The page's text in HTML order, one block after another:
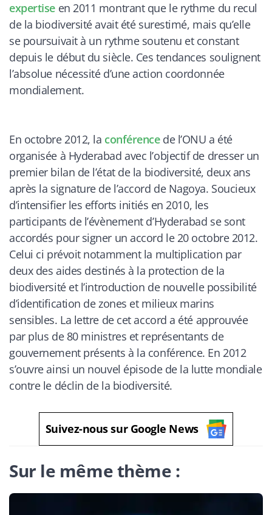
expertiseen 2011 montrant que le rythme du recul
de la biodiversité avait été surestimé, mais qu’elle
se poursuivait à un rythme soutenu et constant
depuis le début du siècle. Ces tendances soulignent
l’absolue nécessité d’une action coordonnée
mondialement.
En octobre 2012, la conférencede l’ONU a été
organisée à Hyderabad avec l’objectif de dresser un
premier bilan de l’état de la biodiversité, deux ans
après la signature de l’accord de Nagoya. Soucieux
d’intensifier les efforts initiés en 2010, les
participants de l’évènement d’Hyderabad se sont
accordés pour signer un accord le 20 octobre 2012.
Celui ci prévoit notamment la multiplication par
deux des aides destinés à la protection de la
biodiversité et l’introduction de nouvelle possibilité
d’identification de zones et milieux marins
sensibles. La lettre de cet accord a été approuvée
par plus de 80 ministres et représentants de
gouvernement présents à la conférence. En 2012
s’ouvre ainsi un nouvel épisode de la lutte mondiale
contre le déclin de la biodiversité.
Suivez-nous sur Google News
Sur le même thème :